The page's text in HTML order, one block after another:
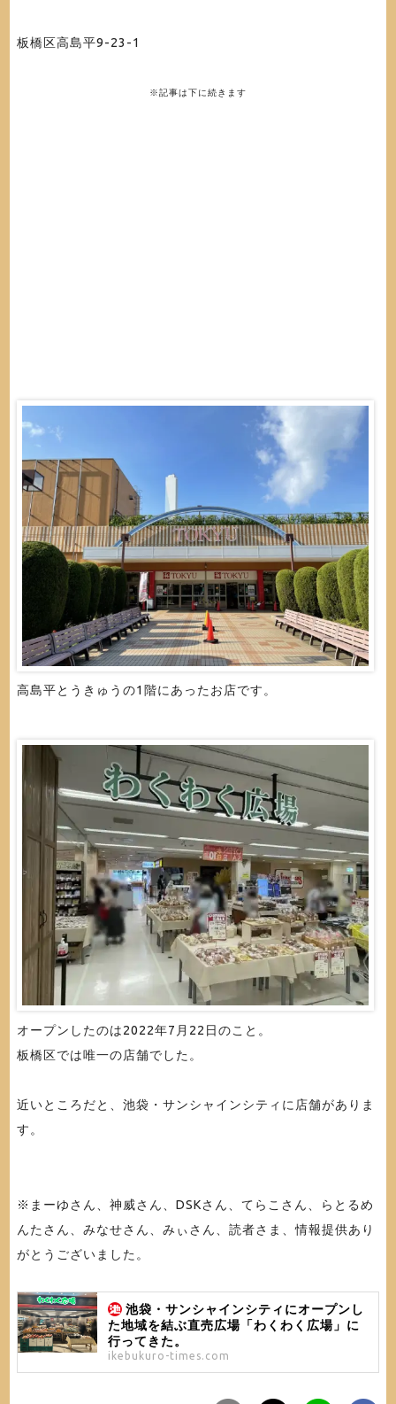
板橋区高島平9-23-1
※記事は下に続きます
高島平とうきゅうの1階にあったお店です。
オープンしたのは2022年7月22日のこと。
板橋区では唯一の店舗でした。
近いところだと、池袋・サンシャインシティに店舗がありま
す。
※まーゆさん、神威さん、DSKさん、てらこさん、らとるめ
んたさん、みなせさん、みぃさん、読者さま、情報提供あり
がとうございました。
池袋・サンシャインシティにオープンし
た地域を結ぶ直売広場「わくわく広場」に
行ってきた。
ikebukuro-times.com